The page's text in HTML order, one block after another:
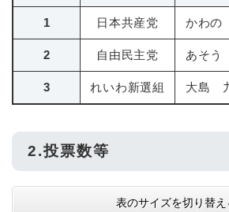
1 日本共産党 かわ
2 自由民主党 あそ
3 れいわ新選組 大島
2.投票数等
表のサイズを切り替え